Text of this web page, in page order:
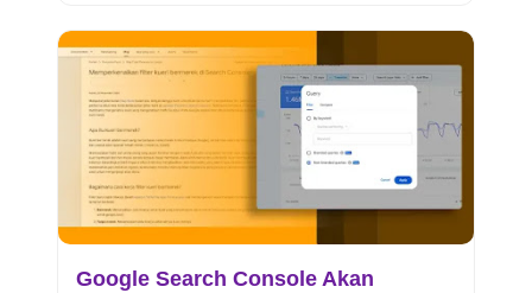
Google Search Console Akan